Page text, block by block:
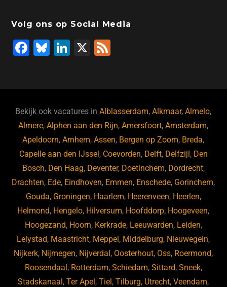
Volg ons op Social Media
F
b
o
o
k
Bl
ky
Li
dI
n
X
Bekijk ook vacatures inAlblasserdam,Alkmaar,Almelo,
Almere,Alphen aan den Rijn,Amersfoort,Amsterdam,
Apeldoorn,Arnhem,Assen, Bergen op Zoom, Breda,
Capelle aan den IJssel , Coevorden, Delft, Delfzijl , Den
Bosch, Den Haag, Deventer, Doetinchem, Dordrecht,
Drachten, Ede, Eindhoven, Emmen, Enschede, Gorinchem,
Gouda, Groningen, Haarlem, Heerenveen, Heerlen,
Helmond, Hengelo, Hilversum, Hoofddorp, Hoogeveen,
Hoogezand, Hoorn, Kerkrade, Leeuwarden, Leiden,
Lelystad, Maastricht, Meppel , Middelburg, Nieuwegein,
Nijkerk, Nijmegen, Nijverdal , Oosterhout, Oss, Roermond,
Roosendaal , Rotterdam, Schiedam, Sittard, Sneek,
Stadskanaal ,Ter Apel ,Tiel ,Tilburg, Utrecht,Veendam,